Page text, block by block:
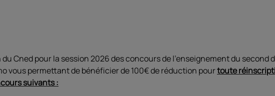
Cned pour la session 2026 des concours de l'enseignement du second
vous permettant de bénéficier de 100€ de réduction pourtoute
suivants: